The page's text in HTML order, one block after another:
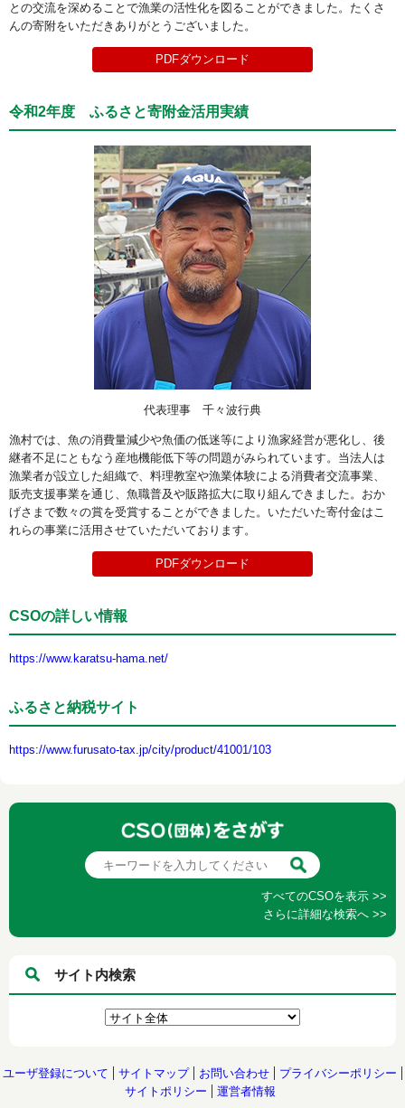
との交流を深めることで漁業の活性化を図ることができました。たくさ
んの寄附をいただきありがとうございました。
PDFダウンロード
令和2年度 ふるさと寄附金活用実績
代表理事 千々波行典
漁村では、魚の消費量減少や魚価の低迷等により漁家経営が悪化し、後
継者不足にともなう産地機能低下等の問題がみられています。当法人は
漁業者が設立した組織で、料理教室や漁業体験による消費者交流事業、
販売支援事業を通じ、魚職普及や販路拡大に取り組んできました。おか
げさまで数々の賞を受賞することができました。いただいた寄付金はこ
れらの事業に活用させていただいております。
PDFダウンロード
CSOの詳しい情報
https://www.karatsu-hama.net/
ふるさと納税サイト
https://www.furusato-tax.jp/city/product/41001/103
すべてのCSOを表示 >>
さらに詳細な検索へ >>
サイト内検索
ユーザ登録について サイトマップ お問い合わせ
プライバシーポリシー
サイトポリシー
運営者情報